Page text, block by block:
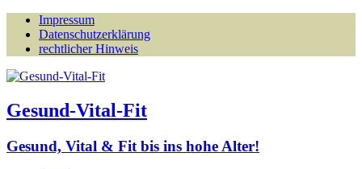
Impressum
Datenschutzerklärung
rechtlicher Hinweis
Gesund-Vital-Fit
Gesund, Vital & Fit bis ins hohe Alter!